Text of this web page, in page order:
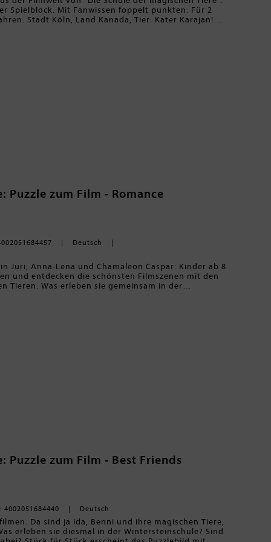
Spielblock. Mit Fanwissen foppelt punkten. Für 2
Stadt Köln, Land Kanada, Tier: Kater Karajan!
21 lustigen aber auch kniffligen Kategorien
Tiere". Buchstaben suchen, losspielen und
und weiteren Charakteren aus den
Ratespaß für Kinder ab acht Jahren.
Puzzle zum Film - Romance
Deutsch
Juri, Anna-Lena und Chamäleon Caspar: Kinder ab 8
und entdecken die schönsten Filmszenen mit den
Tieren. Was erleben sie gemeinsam in der
sie auf den Bildern? Sind auch die anderen
Filmreihe eintauchen. Ein tolles
Puzzle zum Film - Best Friends
4002051684440 Deutsch
Da sind ja Ida, Benni und ihre magischen Tiere,
erleben sie diesmal in der Wintersteinschule? Sind